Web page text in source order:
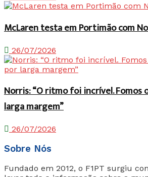
McLaren testa em Portimão com
26/07/2026
Norris: “O ritmo foi incrível. Fomos
larga margem”
26/07/2026
Sobre Nós
Fundado em 2012, o F1PT surgiu